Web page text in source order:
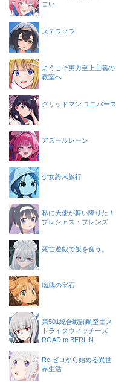
ロい
ステラソラ
ようこそ実力至上主義の
教室へ
グリッドマン ユニバース
アズールレーン
少女終末旅行
私に天使が舞い降りた！
プレシャス・フレンズ
死亡遊戯で飯を食う。
瑠璃の宝石
第501統合戦闘航空団ス
トライクウィッチーズ
ROAD to BERLIN
Re:ゼロから始める異世
界生活